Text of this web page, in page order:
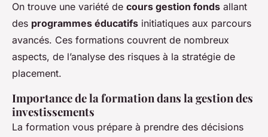
On trouve une variété de cours gestion fonds allant
des programmes éducatifs initiatiques aux parcours
avancés. Ces formations couvrent de nombreux
aspects, de l’analyse des risques à la stratégie de
placement.
Importance de la formation dans la gestion des
investissements
La formation vous prépare à prendre des décisions